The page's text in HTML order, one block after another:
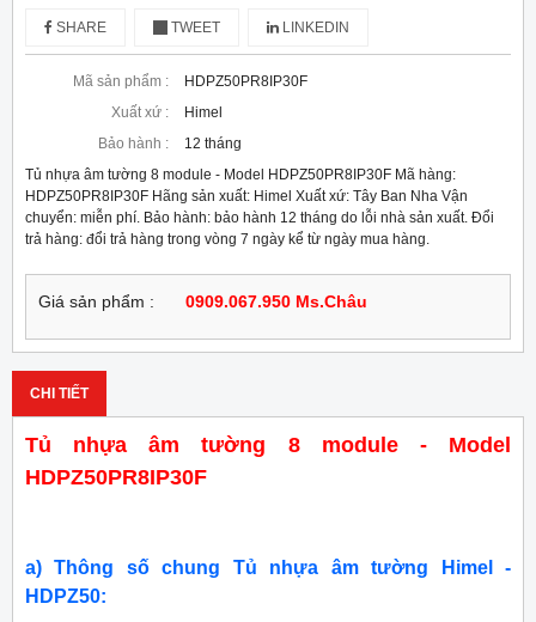
SHARE TWEET LINKEDIN
Mã sản phẩm :
HDPZ50PR8IP30F
Xuất xứ :
Himel
Bảo hành :
12 tháng
Tủ nhựa âm tường 8 module - Model HDPZ50PR8IP30F Mã hàng:
HDPZ50PR8IP30F Hãng sản xuất: Himel Xuất xứ: Tây Ban Nha Vận
chuyển: miễn phí. Bảo hành: bảo hành 12 tháng do lỗi nhà sản xuất. Đổi
trả hàng: đổi trả hàng trong vòng 7 ngày kể từ ngày mua hàng.
Giá sản phẩm : 0909.067.950 Ms.Châu
CHI TIẾT
Tủ nhựa âm tường 8 module - Model
HDPZ50PR8IP30F
a) Thông số chung Tủ nhựa âm tường Himel -
HDPZ50: